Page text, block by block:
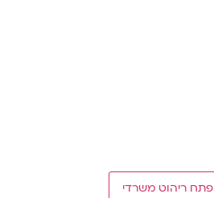
פתח ריהוט משרדי